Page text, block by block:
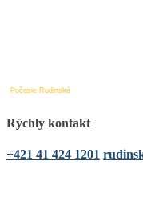
Počasie Rudinská
Rýchly kontakt
+421 41 424 1201